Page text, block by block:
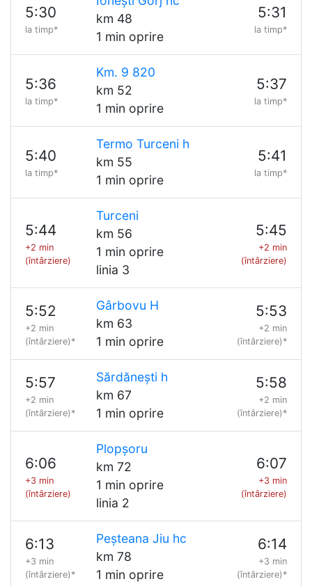
5:30
la timp*
km 48
1 min oprire
5:31
la timp*
5:36
la timp*
Km. 9 820
km 52
1 min oprire
5:37
la timp*
5:40
la timp*
Termo Turceni h
km 55
1 min oprire
5:41
la timp*
5:44
+2 min
(întârziere)
Turceni
km 56
1 min oprire
linia 3
5:45
+2 min
(întârziere)
5:52
+2 min
(întârziere)*
Gârbovu H
km 63
1 min oprire
5:53
+2 min
(întârziere)*
5:57
+2 min
(întârziere)*
Sărdănești h
km 67
1 min oprire
5:58
+2 min
(întârziere)*
6:06
+3 min
(întârziere)
Plopșoru
km 72
1 min oprire
linia 2
6:07
+3 min
(întârziere)
6:13
+3 min
(întârziere)*
Peșteana Jiu hc
km 78
1 min oprire
6:14
+3 min
(întârziere)*